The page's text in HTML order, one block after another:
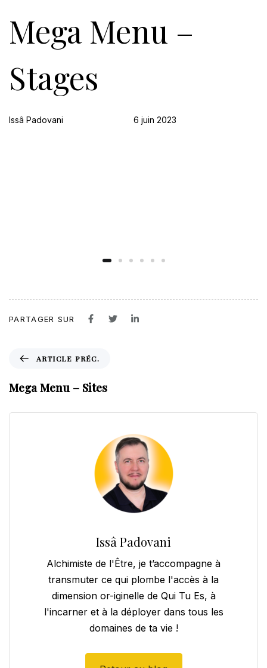
links
to
content
IN:
Mega Menu –
Stages
Issâ Padovani
on:
6 juin 2023
PARTAGER SUR
t
i
c
ARTICLE PRÉC.
Mega Menu – Sites
Issâ Padovani
Alchimiste de l'Être, je t’accompagne à
transmuter ce qui plombe l'accès à la
dimension or-iginelle de Qui Tu Es, à
l'incarner et à la déployer dans tous les
domaines de ta vie !